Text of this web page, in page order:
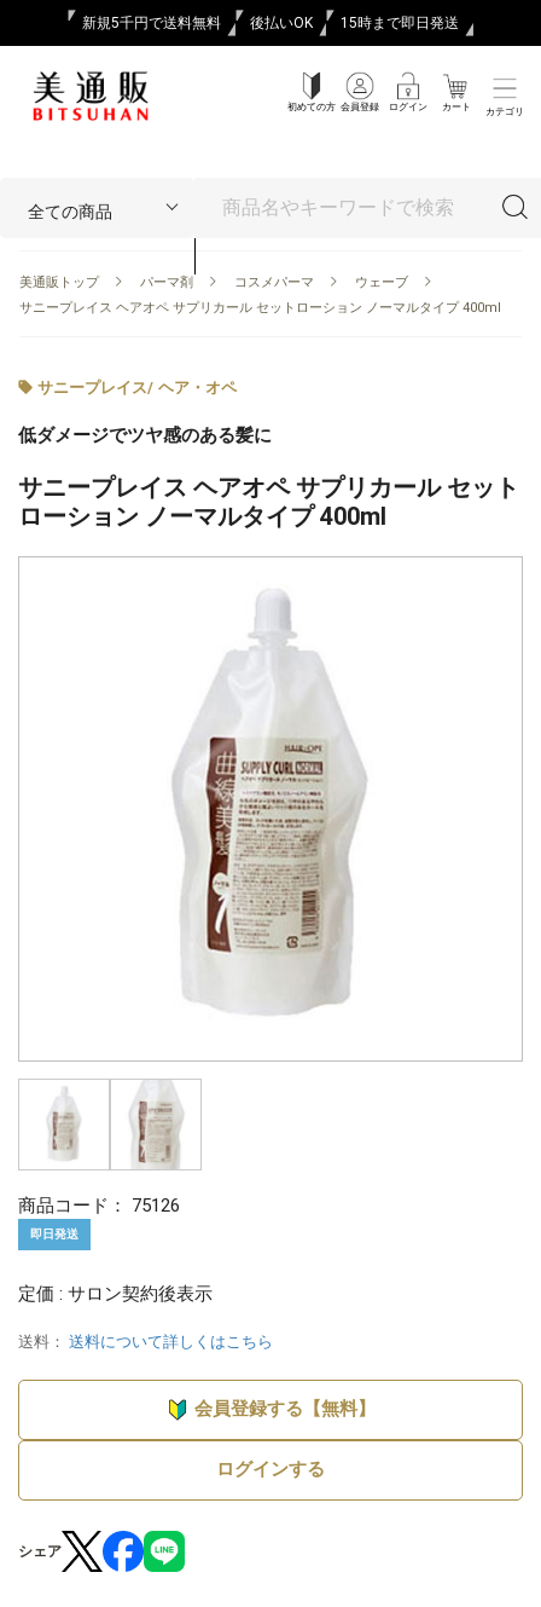
新規5千円で送料無料 後払いOK 15時まで即日発送
初めての方 会員登録 ログイン カート カテゴリ
美通販トップ パーマ剤 コスメパーマ
ウェーブ
サニープレイス ヘアオペ サプリカール セットローション ノーマルタイプ 400ml
サニープレイス/ ヘア・オペ
低ダメージでツヤ感のある髪に
サニープレイス ヘアオペ サプリカール セット
ローション ノーマルタイプ 400ml
商品コード： 75126
即日発送
定価 : サロン契約後表示
送料： 送料について詳しくはこちら
会員登録する【無料】
ログインする
シェア